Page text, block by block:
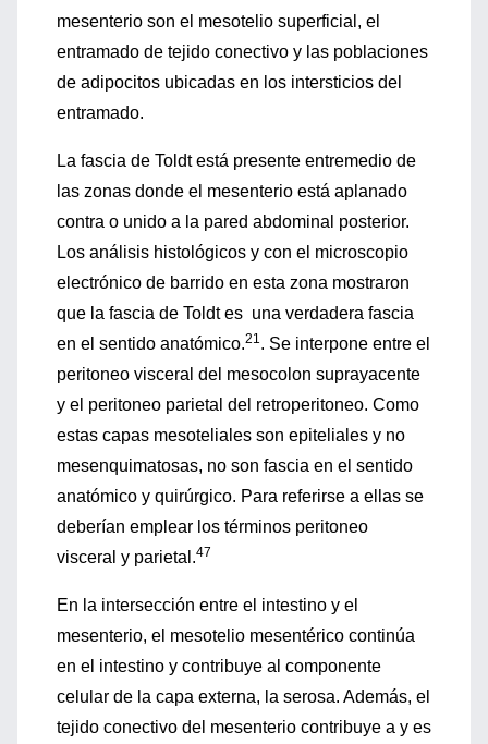
mesenterio son el mesotelio superficial, el
entramado de tejido conectivo y las poblaciones
de adipocitos ubicadas en los intersticios del
entramado.
La fascia de Toldt está presente entremedio de
las zonas donde el mesenterio está aplanado
contra o unido a la pared abdominal posterior.
Los análisis histológicos y con el microscopio
electrónico de barrido en esta zona mostraron
que la fascia de Toldt es una verdadera fascia
en el sentido anatómico.21. Se interpone entre el
peritoneo visceral del mesocolon suprayacente
y el peritoneo parietal del retroperitoneo. Como
estas capas mesoteliales son epiteliales y no
mesenquimatosas, no son fascia en el sentido
anatómico y quirúrgico. Para referirse a ellas se
deberían emplear los términos peritoneo
visceral y parietal.47
En la intersección entre el intestino y el
mesenterio, el mesotelio mesentérico continúa
en el intestino y contribuye al componente
celular de la capa externa, la serosa. Además, el
tejido conectivo del mesenterio contribuye a y es